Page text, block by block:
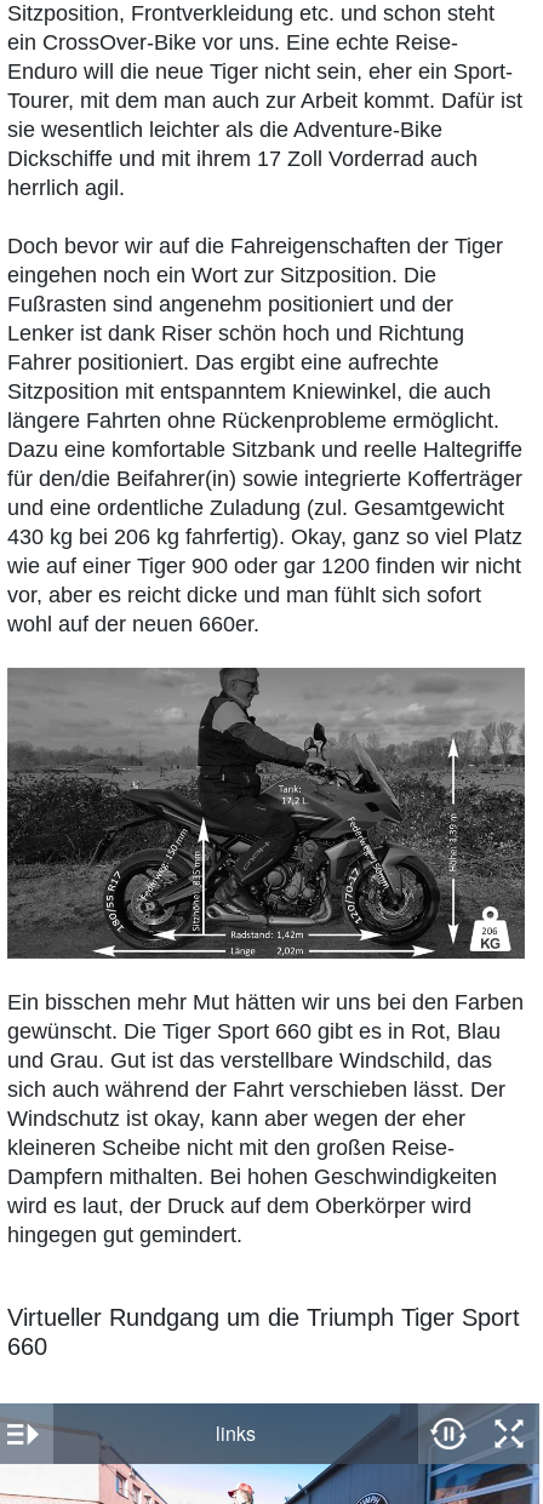
Sitzposition, Frontverkleidung etc. und schon steht
ein CrossOver-Bike vor uns. Eine echte Reise-
Enduro will die neue Tiger nicht sein, eher ein Sport-
Tourer, mit dem man auch zur Arbeit kommt. Dafür ist
sie wesentlich leichter als die Adventure-Bike
Dickschiffe und mit ihrem 17 Zoll Vorderrad auch
herrlich agil.
Doch bevor wir auf die Fahreigenschaften der Tiger
eingehen noch ein Wort zur Sitzposition. Die
Fußrasten sind angenehm positioniert und der
Lenker ist dank Riser schön hoch und Richtung
Fahrer positioniert. Das ergibt eine aufrechte
Sitzposition mit entspanntem Kniewinkel, die auch
längere Fahrten ohne Rückenprobleme ermöglicht.
Dazu eine komfortable Sitzbank und reelle Haltegriffe
für den/die Beifahrer(in) sowie integrierte Kofferträger
und eine ordentliche Zuladung (zul. Gesamtgewicht
430 kg bei 206 kg fahrfertig). Okay, ganz so viel Platz
wie auf einer Tiger 900 oder gar 1200 finden wir nicht
vor, aber es reicht dicke und man fühlt sich sofort
wohl auf der neuen 660er.
Ein bisschen mehr Mut hätten wir uns bei den Farben
gewünscht. Die Tiger Sport 660 gibt es in Rot, Blau
und Grau. Gut ist das verstellbare Windschild, das
sich auch während der Fahrt verschieben lässt. Der
Windschutz ist okay, kann aber wegen der eher
kleineren Scheibe nicht mit den großen Reise-
Dampfern mithalten. Bei hohen Geschwindigkeiten
wird es laut, der Druck auf dem Oberkörper wird
hingegen gut gemindert.
Virtueller Rundgang um die Triumph Tiger Sport
660